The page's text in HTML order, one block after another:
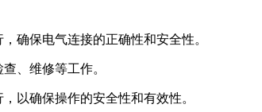
确保电气连接的正确性和安全性。
、维修等工作。
以确保操作的安全性和有效性。